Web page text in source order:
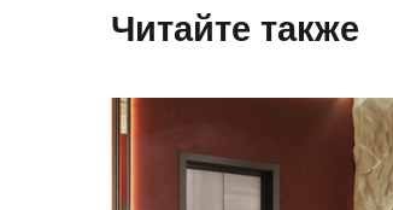
Читайте также